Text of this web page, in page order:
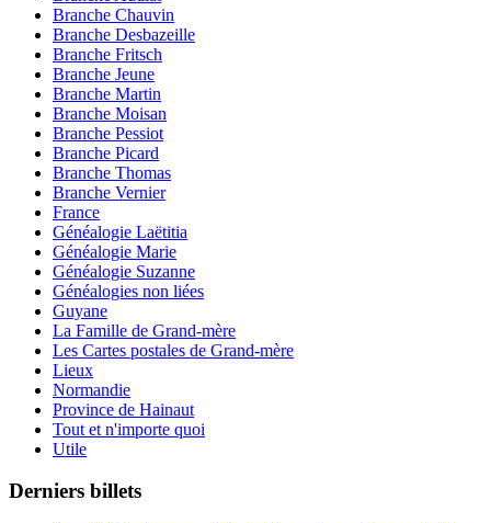
Branche Chauvin
Branche Desbazeille
Branche Fritsch
Branche Jeune
Branche Martin
Branche Moisan
Branche Pessiot
Branche Picard
Branche Thomas
Branche Vernier
France
Généalogie Laëtitia
Généalogie Marie
Généalogie Suzanne
Généalogies non liées
Guyane
La Famille de Grand-mère
Les Cartes postales de Grand-mère
Lieux
Normandie
Province de Hainaut
Tout et n'importe quoi
Utile
Derniers billets